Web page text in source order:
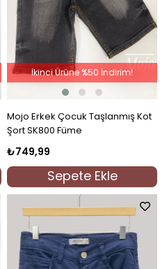
Mojo Erkek Çocuk Taşlanmış Kot
Şort SK800 Füme
₺749,99
Sepete Ekle
İkinci Ürüne %50 İndirim!